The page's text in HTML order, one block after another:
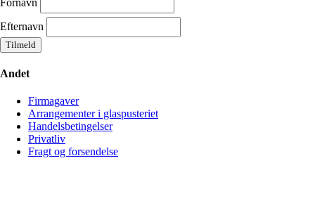
Efternavn
Andet
Firmagaver
Arrangementer i glaspusteriet
Handelsbetingelser
Privatliv
Fragt og forsendelse